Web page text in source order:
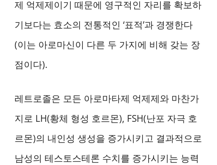
제 억제제이기 때문에 영구적인 자리를 확보하
기보다는 효소의 전통적인 ‘표적’과 경쟁한다
(이는 아로마신이 다른 두 가지에 비해 갖는 장
점이다).
레트로졸은 모든 아로마타제 억제제와 마찬가
지로 LH(황체 형성 호르몬), FSH(난포 자극 호
르몬)의 내인성 생성을 증가시키고 결과적으로
남성의 테스토스테론 수치를 증가시키는 능력